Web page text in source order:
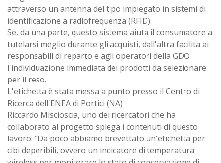
attraverso un'antenna del tipo impiegato in sistemi di
identificazione a radiofrequenza (RFID).
Se, da una parte, questo sistema aiuta il consumatore a
tutelarsi meglio durante gli acquisti, dall'altra facilita ai
responsabili di reparto e agli operatori della GDO
l'individuazione immediata dei prodotti da selezionare
per il reso.
L'etichetta è stata messa a punto presso il Centro di
Ricerca dell'ENEA di Portici (NA)
Riccardo Miscioscia, uno dei ricercatori che ha
collaborato al progetto spiega i contenuti di questo
lavoro: "Da poco abbiamo brevettato un'etichetta per
cibi deperibili, ovvero un indicatore di temperatura